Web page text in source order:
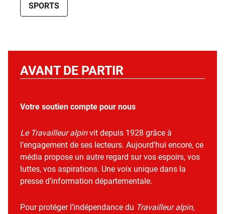
SPORTS
AVANT DE PARTIR
Votre soutien compte pour nous
Le Travailleur alpinvit depuis 1928 grâce à
l’engagement de ses lecteurs. Aujourd’hui encore, ce
média propose un autre regard sur vos espoirs, vos
luttes, vos aspirations. Une voix unique dans la
presse d’information départementale.
Pour protéger l’indépendance du Travailleur alpin,